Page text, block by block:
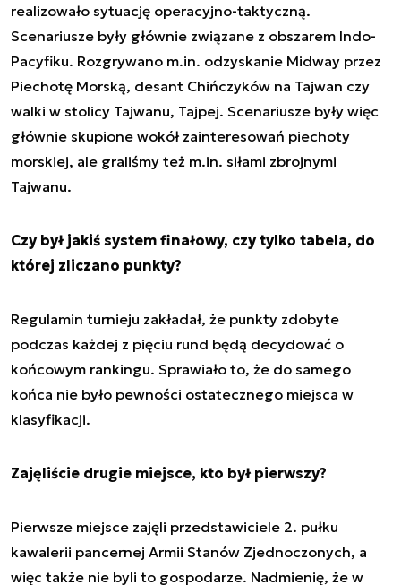
realizowało sytuację operacyjno-taktyczną.
Scenariusze były głównie związane z obszarem Indo-
Pacyfiku. Rozgrywano m.in. odzyskanie Midway przez
Piechotę Morską, desant Chińczyków na Tajwan czy
walki w stolicy Tajwanu, Tajpej. Scenariusze były więc
głównie skupione wokół zainteresowań piechoty
morskiej, ale graliśmy też m.in. siłami zbrojnymi
Tajwanu.
Czy był jakiś system finałowy, czy tylko tabela, do
której zliczano punkty?
Regulamin turnieju zakładał, że punkty zdobyte
podczas każdej z pięciu rund będą decydować o
końcowym rankingu. Sprawiało to, że do samego
końca nie było pewności ostatecznego miejsca w
klasyfikacji.
Zajęliście drugie miejsce, kto był pierwszy?
Pierwsze miejsce zajęli przedstawiciele 2. pułku
kawalerii pancernej Armii Stanów Zjednoczonych, a
więc także nie byli to gospodarze. Nadmienię, że w